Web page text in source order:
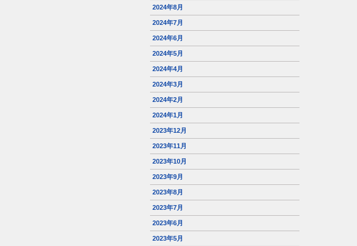
2024年8月
2024年7月
2024年6月
2024年5月
2024年4月
2024年3月
2024年2月
2024年1月
2023年12月
2023年11月
2023年10月
2023年9月
2023年8月
2023年7月
2023年6月
2023年5月